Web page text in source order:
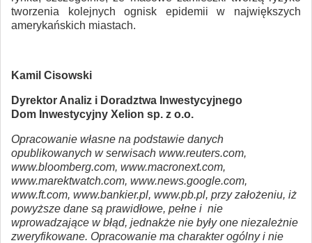
tworzenia kolejnych ognisk epidemii w największych
amerykańskich miastach.
Kamil Cisowski
Dyrektor Analiz i Doradztwa Inwestycyjnego
Dom Inwestycyjny Xelion sp. z o.o.
Opracowanie własne na podstawie danych
opublikowanych w serwisach www.reuters.com,
www.bloomberg.com, www.macronext.com,
www.marektwatch.com, www.news.google.com,
www.ft.com, www.bankier.pl, www.pb.pl, przy założeniu, iż
powyższe dane są prawidłowe, pełne i nie
wprowadzające w błąd, jednakże nie były one niezależnie
zweryfikowane. Opracowanie ma charakter ogólny i nie